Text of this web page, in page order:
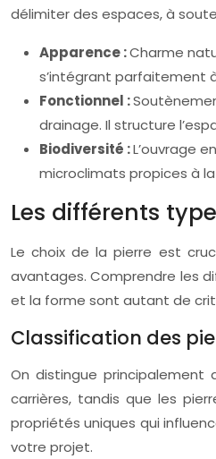
délimiter des espaces, à
Apparence :Charme
s’intégrant parfaitement
Fonctionnel :
drainage. Il structure
Biodiversité :L’ouvrage
microclimats propices à la
Les différents
Le choix de la pierre est
avantages. Comprendre les
et la forme sont autant de
Classification des
On distingue
carrières, tandis que les
propriétés uniques qui
votre projet.